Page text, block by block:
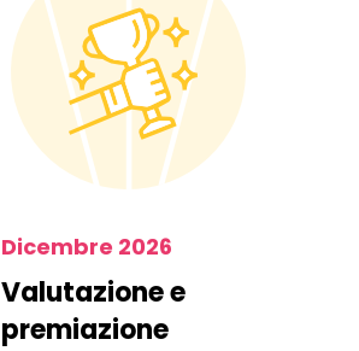
Dicembre 2026
Valutazione e
premiazione